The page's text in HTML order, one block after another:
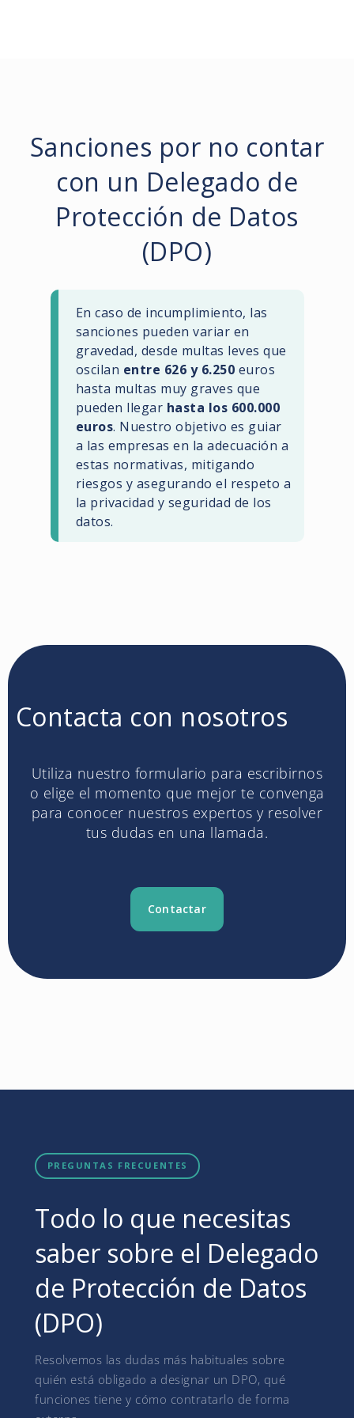
Sanciones por no contar
con un Delegado de
Protección de Datos
(DPO)
En caso de incumplimiento, las
sanciones pueden variar en
gravedad, desde multas leves que
oscilan entre 626 y 6.250 euros
hasta multas muy graves que
pueden llegar hasta los 600.000
euros. Nuestro objetivo es guiar
a las empresas en la adecuación a
estas normativas, mitigando
riesgos y asegurando el respeto a
la privacidad y seguridad de los
datos.
Contacta con nosotros
Utiliza nuestro formulario para escribirnos
o elige el momento que mejor te convenga
para conocer nuestros expertos y resolver
tus dudas en una llamada.
Contactar
PREGUNTAS FRECUENTES
Todo lo que necesitas
saber sobre el Delegado
de Protección de Datos
(DPO)
Resolvemos las dudas más habituales sobre
quién está obligado a designar un DPO, qué
funciones tiene y cómo contratarlo de forma